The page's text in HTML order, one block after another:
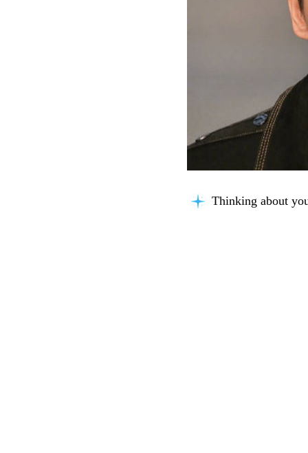
Thinking about